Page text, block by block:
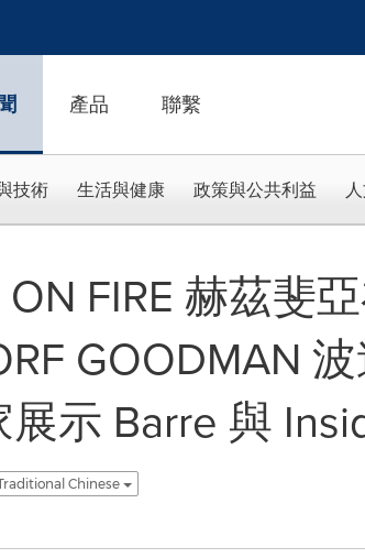
產品 聯繫
技術 生活與健康 政策與公共利益
ON FIRE 赫茲斐
GOODMAN
示 Barre 與
Chinese